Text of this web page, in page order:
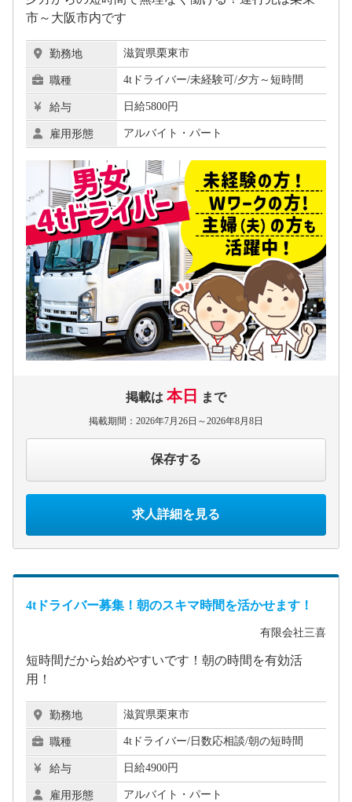
市～大阪市内です
勤務地 滋賀県栗東市
職種 4tドライバー/未経験可/夕方～短時間
給与 日給5800円
雇用形態 アルバイト・パート
掲載は 本日 まで
掲載期間：2026年7月26日～2026年8月8日
保存する
求人詳細を見る
4tドライバー募集！朝のスキマ時間を活かせます！
有限会社三喜
短時間だから始めやすいです！朝の時間を有効活
用！
勤務地 滋賀県栗東市
職種 4tドライバー/日数応相談/朝の短時間
給与 日給4900円
雇用形態 アルバイト・パート